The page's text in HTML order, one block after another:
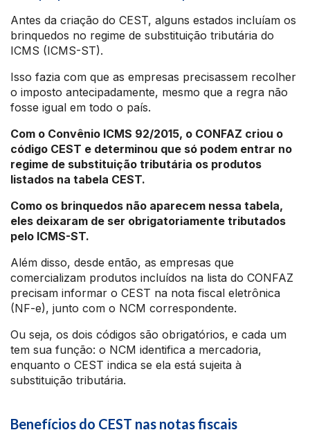
Antes da criação do CEST, alguns estados incluíam os
brinquedos no regime de substituição tributária do
ICMS (ICMS-ST).
Isso fazia com que as empresas precisassem recolher
o imposto antecipadamente, mesmo que a regra não
fosse igual em todo o país.
Com o Convênio ICMS 92/2015, o CONFAZ criou o
código CEST e determinou que só podem entrar no
regime de substituição tributária os produtos
listados na tabela CEST.
Como os brinquedos não aparecem nessa tabela,
eles deixaram de ser obrigatoriamente tributados
pelo ICMS-ST.
Além disso, desde então, as empresas que
comercializam produtos incluídos na lista do CONFAZ
precisam informar o CEST na nota fiscal eletrônica
(NF-e), junto com o NCM correspondente.
Ou seja, os dois códigos são obrigatórios, e cada um
tem sua função: o NCM identifica a mercadoria,
enquanto o CEST indica se ela está sujeita à
substituição tributária.
Benefícios do CEST nas notas fiscais